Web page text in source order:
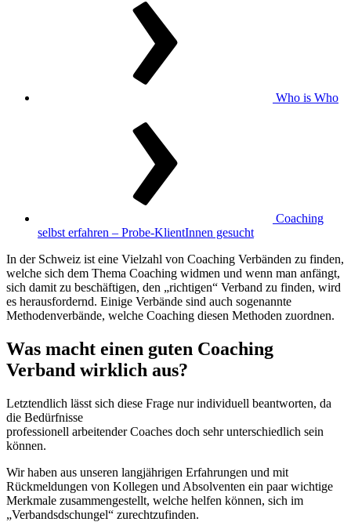
Who is Who
Coaching
selbst erfahren – Probe-KlientInnen gesucht
In der Schweiz ist eine Vielzahl von Coaching Verbänden zu finden,
welche sich dem Thema Coaching widmen und wenn man anfängt,
sich damit zu beschäftigen, den „richtigen“ Verband zu finden, wird
es herausfordernd. Einige Verbände sind auch sogenannte
Methodenverbände, welche Coaching diesen Methoden zuordnen.
Was macht einen guten Coaching
Verband wirklich aus?
Letztendlich lässt sich diese Frage nur individuell beantworten, da
die Bedürfnisse
professionell arbeitender Coaches doch sehr unterschiedlich sein
können.
Wir haben aus unseren langjährigen Erfahrungen und mit
Rückmeldungen von Kollegen und Absolventen ein paar wichtige
Merkmale zusammengestellt, welche helfen können, sich im
„Verbandsdschungel“ zurechtzufinden.